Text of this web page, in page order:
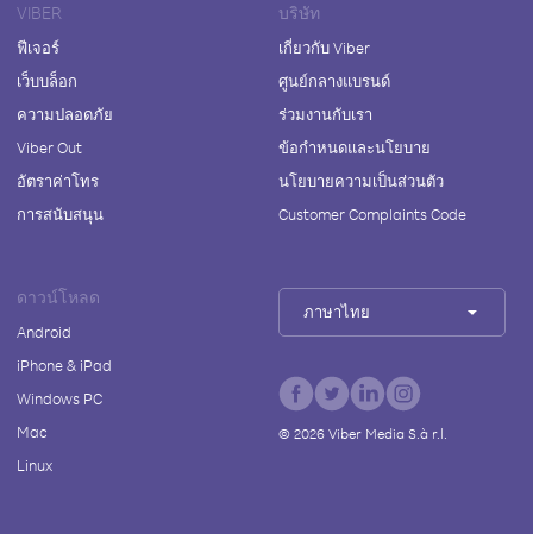
VIBER
ฟีเจอร์
เว็บบล็อก
ความปลอดภัย
Viber Out
อัตราค่าโทร
การสนับสนุน
บริษัท
เกี่ยวกับ Viber
ศูนย์กลางแบรนด์
ร่วมงานกับเรา
ข้อกำหนดและนโยบาย
นโยบายความเป็นส่วนตัว
Customer Complaints Code
ดาวน์โหลด
Android
iPhone & iPad
Windows PC
Mac
Linux
ภาษาไทย
© 2026Viber Media S.à r.l.